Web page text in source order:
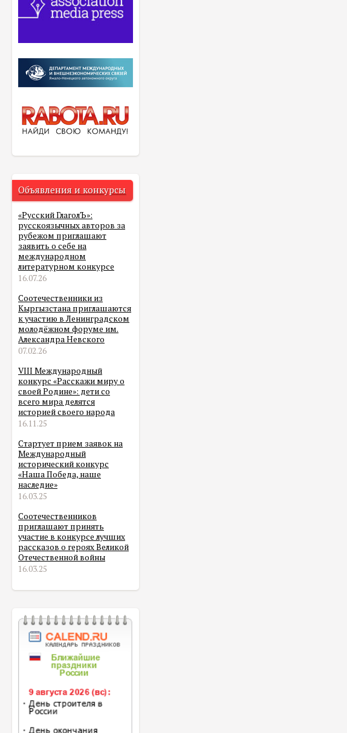
Объявления и конкурсы
«Русский ГлаголЪ»:
русскоязычных авторов за
рубежом приглашают
заявить о себе на
международном
литературном конкурсе
16.07.26
Соотечественники из
Кыргызстана приглашаются
к участию в Ленинградском
молодёжном форуме им.
Александра Невского
07.02.26
VIII Международный
конкурс «Расскажи миру о
своей Родине»: дети со
всего мира делятся
историей своего народа
16.11.25
Стартует прием заявок на
Международный
исторический конкурс
«Наша Победа, наше
наследие»
16.03.25
Соотечественников
приглашают принять
участие в конкурсе лучших
рассказов о героях Великой
Отечественной войны
16.03.25